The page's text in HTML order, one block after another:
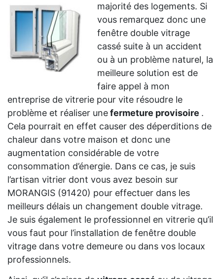
majorité des logements. Si
vous remarquez donc une
fenêtre double vitrage
cassé suite à un accident
ou à un problème naturel, la
meilleure solution est de
faire appel à mon
entreprise de vitrerie pour vite résoudre le
problème et réaliser unefermeture provisoire .
Cela pourrait en effet causer des déperditions de
chaleur dans votre maison et donc une
augmentation considérable de votre
consommation d’énergie. Dans ce cas, je suis
l’artisan vitrier dont vous avez besoin sur
MORANGIS (91420) pour effectuer dans les
meilleurs délais un changement double vitrage.
Je suis également le professionnel en vitrerie qu’il
vous faut pour l’installation de fenêtre double
vitrage dans votre demeure ou dans vos locaux
professionnels.